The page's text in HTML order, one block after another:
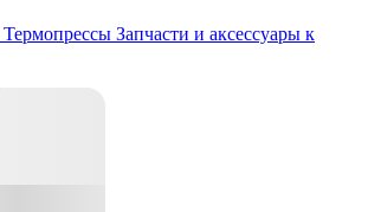
Термопрессы Запчасти и аксессуары к